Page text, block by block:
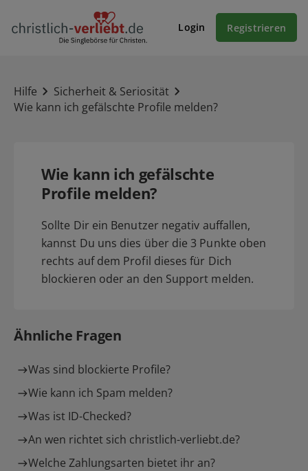
Login Registrieren
Hilfe
Sicherheit & Seriosität
Wie kann ich gefälschte Profile melden?
Wie kann ich gefälschte
Profile melden?
Sollte Dir ein Benutzer negativ auffallen,
kannst Du uns dies über die 3 Punkte oben
rechts auf dem Profil dieses für Dich
blockieren oder an den Support melden.
Ähnliche Fragen
Was sind blockierte Profile?
Wie kann ich Spam melden?
Was ist ID-Checked?
An wen richtet sich christlich-verliebt.de?
Welche Zahlungsarten bietet ihr an?